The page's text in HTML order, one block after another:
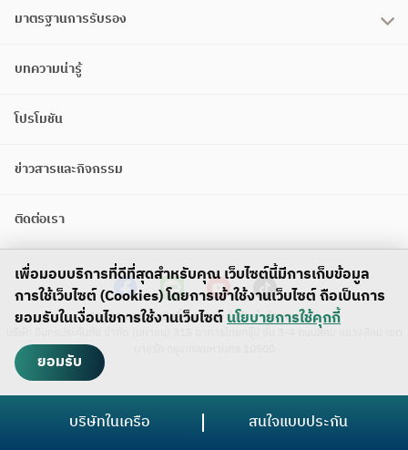
เพื่อมอบบริการที่ดีที่สุดสำหรับคุณ เว็บไซต์นี้มีการเก็บข้อมูล
การใช้เว็บไซต์ (Cookies) โดยการเข้าใช้งานเว็บไซต์ ถือเป็นการ
ยอมรับในเงื่อนไขการใช้งานเว็บไซต์นโยบายการใช้คุกกี้
ยอมรับ
บริษัทในเครือ สนใจแบบประกัน
มาตรฐานการรับรอง
บทความน่ารู้
โปรโมชัน
ข่าวสารและกิจกรรม
ติดต่อเรา
©2023 สงวนลิขสิทธิ์ อินทรประกันภัย จำกัด (มหาชน)
บริษัท อินทรประกันภัย จำกัด (มหาชน) 315 อาคารไทยกรุ๊ป ชั้น 3-4 ถนนสีลม แขวงสีลม เขต